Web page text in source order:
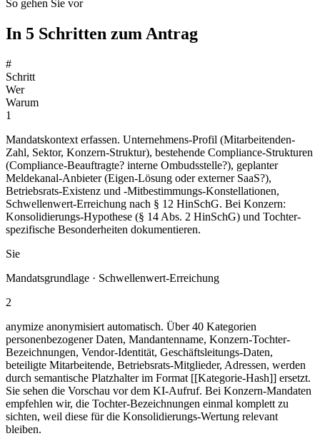
So gehen Sie vor
In 5 Schritten zum Antrag
#
Schritt
Wer
Warum
1
Mandatskontext erfassen. Unternehmens-Profil (Mitarbeitenden-
Zahl, Sektor, Konzern-Struktur), bestehende Compliance-Strukturen
(Compliance-Beauftragte? interne Ombudsstelle?), geplanter
Meldekanal-Anbieter (Eigen-Lösung oder externer SaaS?),
Betriebsrats-Existenz und -Mitbestimmungs-Konstellationen,
Schwellenwert-Erreichung nach § 12 HinSchG. Bei Konzern:
Konsolidierungs-Hypothese (§ 14 Abs. 2 HinSchG) und Tochter-
spezifische Besonderheiten dokumentieren.
Sie
Mandatsgrundlage · Schwellenwert-Erreichung
2
anymize anonymisiert automatisch. Über 40 Kategorien
personenbezogener Daten, Mandantenname, Konzern-Tochter-
Bezeichnungen, Vendor-Identität, Geschäftsleitungs-Daten,
beteiligte Mitarbeitende, Betriebsrats-Mitglieder, Adressen, werden
durch semantische Platzhalter im Format [[Kategorie-Hash]] ersetzt.
Sie sehen die Vorschau vor dem KI-Aufruf. Bei Konzern-Mandaten
empfehlen wir, die Tochter-Bezeichnungen einmal komplett zu
sichten, weil diese für die Konsolidierungs-Wertung relevant
bleiben.